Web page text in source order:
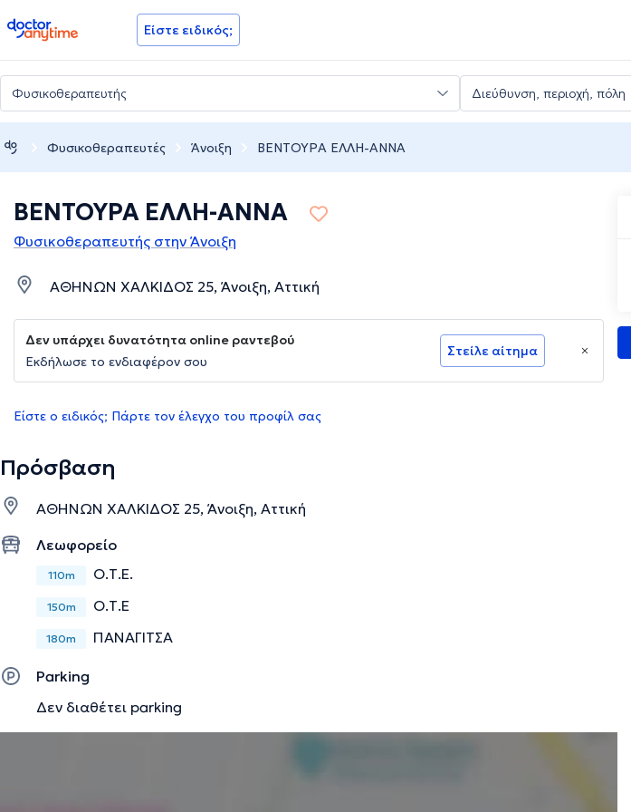
doctoranytime Είστε ειδικός;
Φυσικοθεραπευτές Άνοιξη ΒΕΝΤΟΥΡΑ ΕΛΛΗ-ΑΝΝΑ
ΒΕΝΤΟΥΡΑ ΕΛΛΗ-ΑΝΝΑ
Φυσικοθεραπευτής στην Άνοιξη
ΑΘΗΝΩΝ ΧΑΛΚΙΔΟΣ 25, Άνοιξη, Αττική
Δεν υπάρχει δυνατότητα online ραντεβού
Εκδήλωσε το ενδιαφέρον σου
Στείλε αίτημα
Είστε ο ειδικός; Πάρτε τον έλεγχο του προφίλ σας
Πρόσβαση
ΑΘΗΝΩΝ ΧΑΛΚΙΔΟΣ 25, Άνοιξη, Αττική
Λεωφορείο
110m Ο.Τ.Ε.
150m Ο.Τ.Ε
180m ΠΑΝΑΓΙΤΣΑ
Parking
Δεν διαθέτει parking